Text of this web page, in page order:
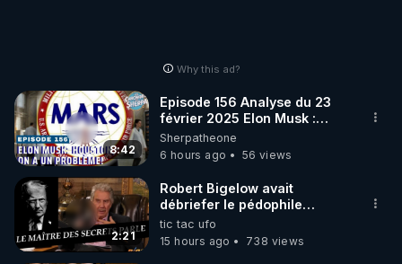
Why this ad?
8:42
Episode 156 Analyse du 23
février 2025 Elon Musk :
Houston , on a un problème !
Sherpatheone
6 hours ago
56 views
2:21
Robert Bigelow avait
débriefer le pédophile
génocidaire de donald j
trump
tic tac ufo
15 hours ago
738 views